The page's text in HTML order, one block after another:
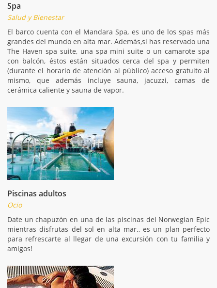
Spa
Salud y Bienestar
El barco cuenta con el Mandara Spa, es uno de los spas más
grandes del mundo en alta mar. Además,si has reservado una
The Haven spa suite, una spa mini suite o un camarote spa
con balcón, éstos están situados cerca del spa y permiten
(durante el horario de atención al público) acceso gratuito al
mismo, que además incluye sauna, jacuzzi, camas de
cerámica caliente y sauna de vapor.
Piscinas adultos
Ocio
Date un chapuzón en una de las piscinas del Norwegian Epic
mientras disfrutas del sol en alta mar., es un plan perfecto
para refrescarte al llegar de una excursión con tu familia y
amigos!